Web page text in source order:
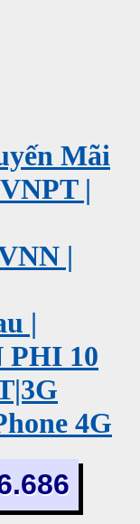
Mãi
|
|
|
10
4G